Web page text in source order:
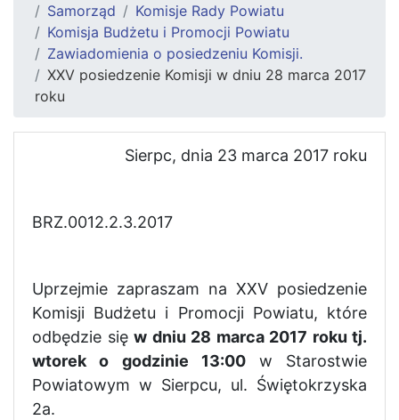
Samorząd
Komisje Rady Powiatu
Komisja Budżetu i Promocji Powiatu
Zawiadomienia o posiedzeniu Komisji.
XXV posiedzenie Komisji w dniu 28 marca 2017
roku
Sierpc, dnia 23 marca 2017 roku
BRZ.0012.2.3.2017
Uprzejmie zapraszam na XXV posiedzenie
Komisji Budżetu i Promocji Powiatu, które
odbędzie się w dniu 28 marca 2017 roku tj.
wtorek o godzinie 13:00 w Starostwie
Powiatowym w Sierpcu, ul. Świętokrzyska
2a.